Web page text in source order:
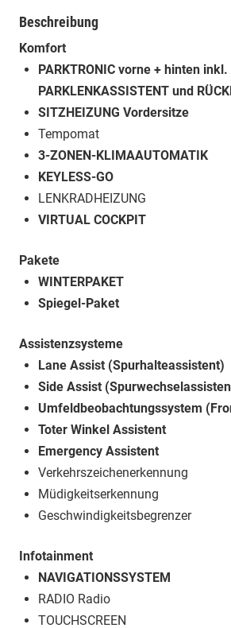
Beschreibung
Komfort
PARKTRONIC vorne + hinten inkl.
PARKLENKASSISTENT und
SITZHEIZUNG Vordersitze
Tempomat
3-ZONEN-KLIMAAUTOMATIK
KEYLESS-GO
LENKRADHEIZUNG
VIRTUAL COCKPIT
Pakete
WINTERPAKET
Spiegel-Paket
Assistenzsysteme
Lane Assist (Spurhalteassistent)
Side Assist
Umfeldbeobachtungssystem
Toter Winkel Assistent
Emergency Assistent
Verkehrszeichenerkennung
Müdigkeitserkennung
Geschwindigkeitsbegrenzer
Infotainment
NAVIGATIONSSYSTEM
RADIO Radio
TOUCHSCREEN